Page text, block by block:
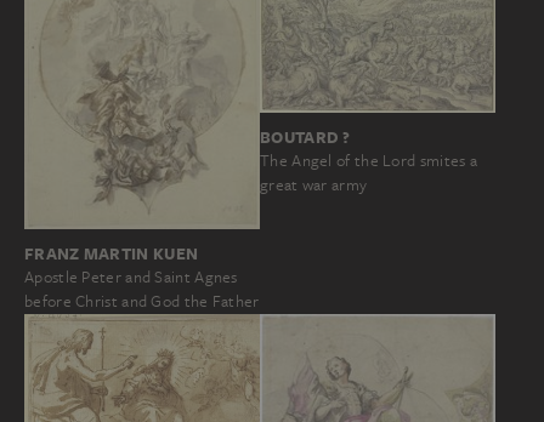
FRANZ MARTIN KUEN
Apostle Peter and Saint Agnes
before Christ and God the Father
BOUTARD ?
The Angel of the Lord smites a
great war army